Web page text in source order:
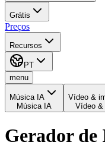
Grátis
Preços
Recursos
PT
menu
Música IA
Música IA
Vídeo &
Vídeo &
Gerador de